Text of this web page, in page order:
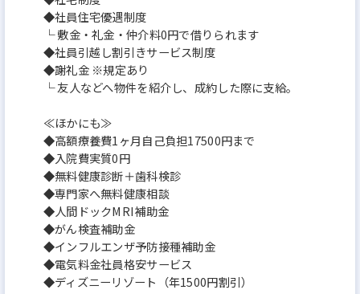
◆社員住宅優遇制度
└ 敷金・礼金・仲介料0円で借りられます
◆社員引越し割引きサービス制度
◆謝礼金 ※規定あり
└ 友人などへ物件を紹介し、成約した際に支給。
≪ほかにも≫
◆高額療養費1ヶ月自己負担17500円まで
◆入院費実質0円
◆無料健康診断＋歯科検診
◆専門家へ無料健康相談
◆人間ドックMRI補助金
◆がん検査補助金
◆インフルエンザ予防接種補助金
◆電気料金社員格安サービス
◆ディズニーリゾート（年1500円割引）